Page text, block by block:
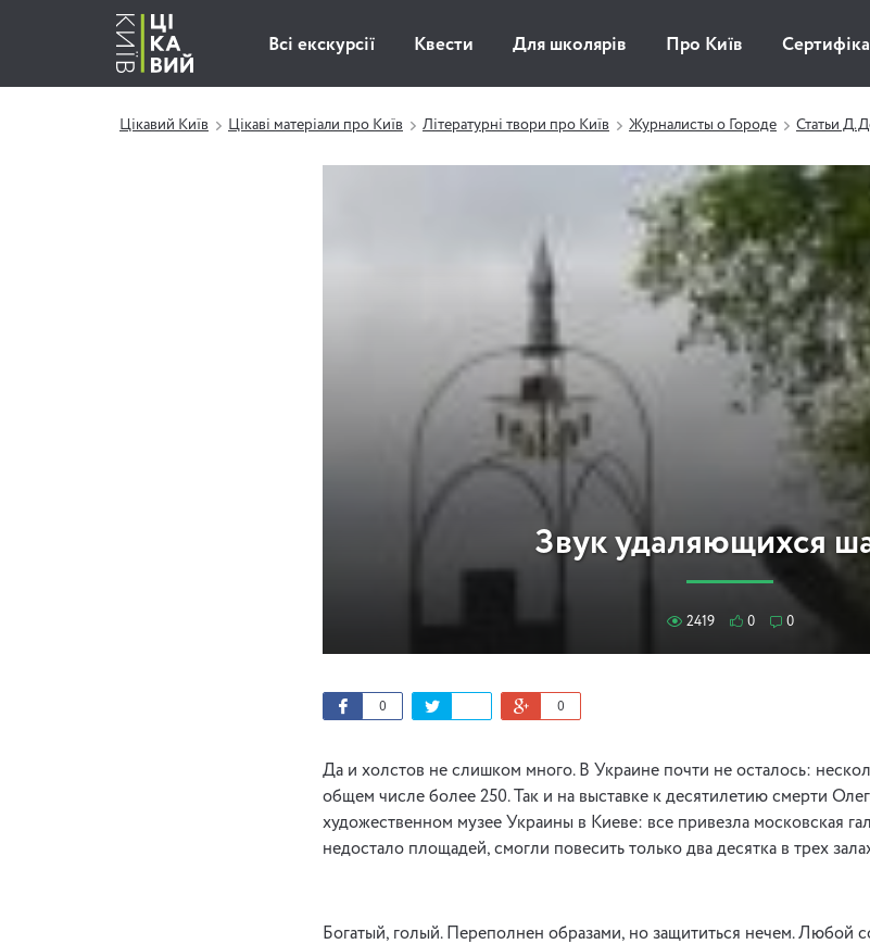
Всі екскурсії Квести Для школярів Про Київ
Цікавий Київ Цікаві матеріали про Київ Літературні твори про Київ Журналисты о Городе Статьи
Звук удаляющихся
2419 0 0
0 0
Да и холстов не слишком много. В Украине почти не осталось:
общем числе более 250. Так и на выставке к десятилетию смерти
художественном музее Украины в Киеве: все привезла московская
недостало площадей, смогли повесить только два десятка в трех
Богатый, голый. Переполнен образами, но защититься нечем. Любой